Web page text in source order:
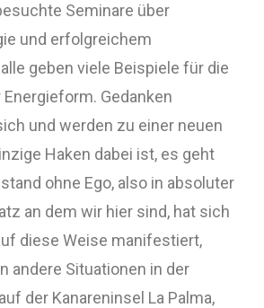
Seminare über
und erfolgreichem
geben viele Beispiele für die
Gedanken
und werden zu einer neuen
Haken dabei ist, es geht
ohne Ego, also in absoluter
an dem wir hier sind, hat sich
diese Weise manifestiert,
andere Situationen in der
der Kanareninsel La Palma,